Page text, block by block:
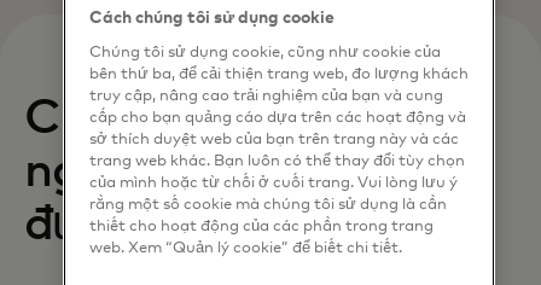
Các công ty khởi
nghiệp của chúng tôi
được hưởng lợi:
Cách chúng tôi sử dụng cookie
Chúng tôi sử dụng cookie, cũng như cookie của
bên thứ ba, để cải thiện trang web, đo lượng khách
truy cập, nâng cao trải nghiệm của bạn và cung
cấp cho bạn quảng cáo dựa trên các hoạt động và
sở thích duyệt web của bạn trên trang này và các
trang web khác. Bạn luôn có thể thay đổi tùy chọn
của mình hoặc từ chối ở cuối trang. Vui lòng lưu ý
rằng một số cookie mà chúng tôi sử dụng là cần
thiết cho hoạt động của các phần trong trang
web. Xem “Quản lý cookie” để biết chi tiết.